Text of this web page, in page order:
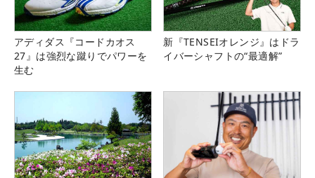
アディダス『コードカオス
27』は強烈な蹴りでパワーを
生む
新『TENSEIオレンジ』はドラ
イバーシャフトの“最適解”